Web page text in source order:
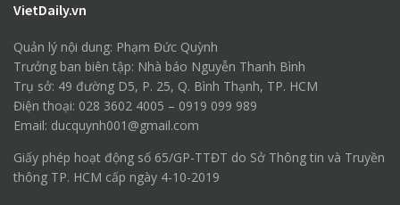
VietDaily.vn
Quản lý nội dung: Phạm Đức Quỳnh
Trưởng ban biên tập: Nhà báo Nguyễn Thanh Bình
Trụ sở: 49 đường D5, P. 25, Q. Bình Thạnh, TP. HCM
Điện thoại: 028 3602 4005 – 0919 099 989
Email: ducquynh001@gmail.com
Giấy phép hoạt động số 65/GP-TTĐT do Sở Thông tin và Truyền
thông TP. HCM cấp ngày 4-10-2019